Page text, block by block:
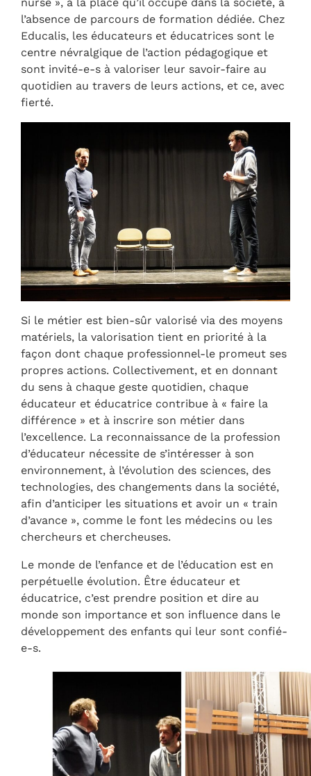
l’absence de parcours de formation dédiée. Chez
Educalis, les éducateurs et éducatrices sont le
centre névralgique de l’action pédagogique et
sont invité-e-s à valoriser leur savoir-faire au
quotidien au travers de leurs actions, et ce, avec
fierté.
Si le métier est bien-sûr valorisé via des moyens
matériels, la valorisation tient en priorité à la
façon dont chaque professionnel-le promeut ses
propres actions. Collectivement, et en donnant
du sens à chaque geste quotidien, chaque
éducateur et éducatrice contribue à « faire la
différence » et à inscrire son métier dans
l’excellence. La reconnaissance de la profession
d’éducateur nécessite de s’intéresser à son
environnement, à l’évolution des sciences, des
technologies, des changements dans la société,
afin d’anticiper les situations et avoir un « train
d’avance », comme le font les médecins ou les
chercheurs et chercheuses.
Le monde de l’enfance et de l’éducation est en
perpétuelle évolution. Être éducateur et
éducatrice, c’est prendre position et dire au
monde son importance et son influence dans le
développement des enfants qui leur sont confié-
e-s.